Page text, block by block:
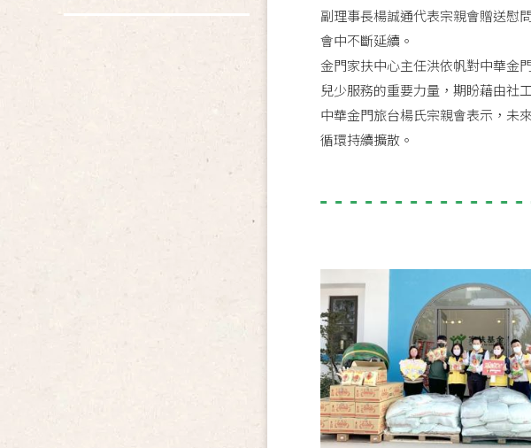
副理事長楊誠通代表宗親會贈送慰
會中不斷延續。
金門家扶中心主任洪依帆對中華金
兒少服務的重要力量，期盼藉由社
中華金門旅台楊氏宗親會表示，未
循環持續擴散。